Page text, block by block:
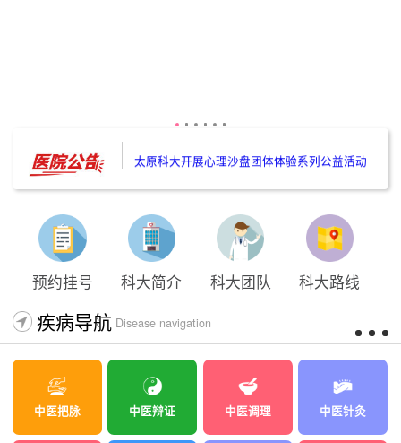
太原科大开展--“心理隐患也是安全隐患”讲座”
太原科大开展心理沙盘团体体验系列公益活动
预约挂号 科大简介 科大团队 科大路线
疾病导航 Disease navigation
中医把脉 中医辩证 中医调理 中医针灸